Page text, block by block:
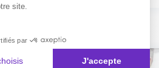
site.
par
J'accepte